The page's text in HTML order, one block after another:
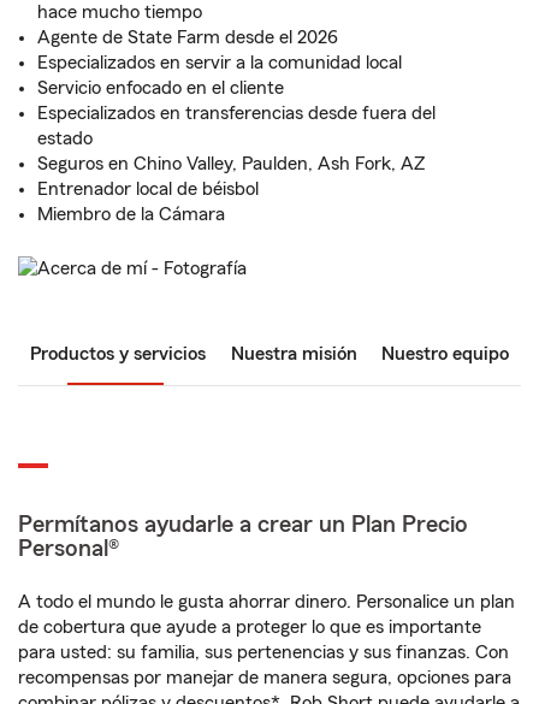
hace mucho tiempo
Agente de State Farm desde el 2026
Especializados en servir a la comunidad local
Servicio enfocado en el cliente
Especializados en transferencias desde fuera del
estado
Seguros en Chino Valley, Paulden, Ash Fork, AZ
Entrenador local de béisbol
Miembro de la Cámara
Productos y servicios Nuestra misión Nuestro equipo
Permítanos ayudarle a crear un Plan Precio
Personal®
A todo el mundo le gusta ahorrar dinero. Personalice un plan
de cobertura que ayude a proteger lo que es importante
para usted: su familia, sus pertenencias y sus finanzas. Con
recompensas por manejar de manera segura, opciones para